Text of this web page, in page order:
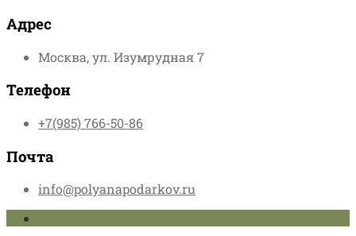
Адрес
Москва, ул. Изумрудная 7
Телефон
+7(985) 766-50-86
Почта
info@polyanapodarkov.ru